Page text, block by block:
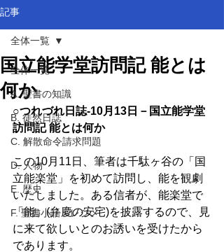
記事
全体一覧
A. 聖書の知識
B. 徒然日誌
C. 解散命令請求問題
D. 人物
E. 歴史
F. 聖書小話・レジメ
全体一覧
国立能学堂訪問記 能とは
何か
○つれづれ日誌-10月13日－国立能学堂
訪問記 能とは何か
この10月11日、筆者は千駄ヶ谷の「国
立能楽堂」を初めて訪問し、能を観劇
いたしました。ある信者が、能楽堂で
「能」(弁慶の安宅)を披露するので、見
に来て欲しいとのお誘いを受けたから
であります。